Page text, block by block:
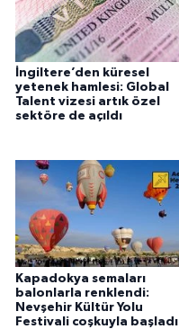
İngiltere’den küresel
yetenek hamlesi: Global
Talent vizesi artık özel
sektöre de açıldı
Kapadokya semaları
balonlarla renklendi:
Nevşehir Kültür Yolu
Festivali coşkuyla başladı